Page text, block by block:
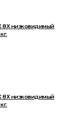
8Х низковидимый
8Х низковидимый